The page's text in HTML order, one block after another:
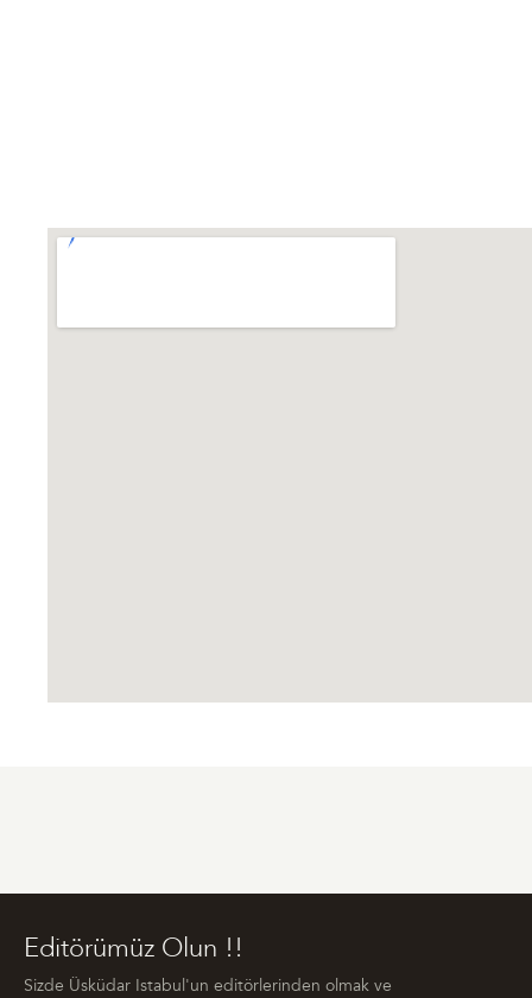
Editörümüz Olun !!
Sizde Üsküdar Istabul'un editörlerinden olmak ve